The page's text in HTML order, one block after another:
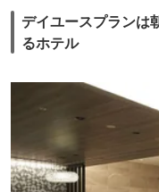
デイユースプランは
るホテル